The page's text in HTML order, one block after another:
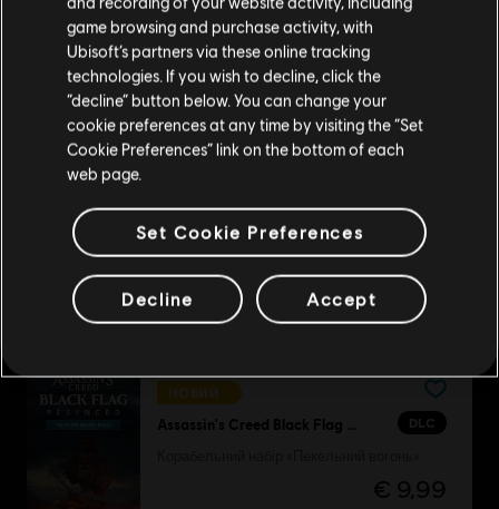
НОВИЙ
Assassin's Creed Black Flag Resynced
Набір персонажа «Буря дракона»
€ 9,99
DLC
Tom Clancy’s The Division 2
комплект «У пітьму»
€ 29,99
НОВИЙ
DLC
€ 9,99
покупку.
Залишитися в поточному магазині
Оновіть своє місцезнаходження
game browsing and purchase activity, with
Ubisoft’s partners via these online tracking
technologies. If you wish to decline, click the
“decline” button below. You can change your
cookie preferences at any time by visiting the “Set
Cookie Preferences” link on the bottom of each
web page.
Set Cookie Preferences
Decline Accept